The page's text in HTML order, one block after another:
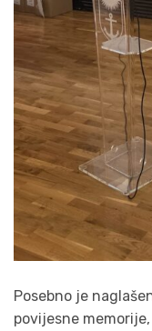
Posebno je
povijesne